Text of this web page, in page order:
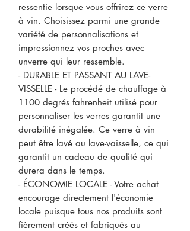
ressentie lorsque vous offrirez ce verre
à vin. Choisissez parmi une grande
variété de personnalisations et
impressionnez vos proches avec
unverre qui leur ressemble.
- DURABLE ET PASSANT AU LAVE-
VISSELLE - Le procédé de chauffage à
1100 degrés fahrenheit utilisé pour
personnaliser les verres garantit une
durabilité inégalée. Ce verre à vin
peut être lavé au lave-vaisselle, ce qui
garantit un cadeau de qualité qui
durera dans le temps.
- ÉCONOMIE LOCALE - Votre achat
encourage directement l'économie
locale puisque tous nos produits sont
fièrement créés et fabriqués au